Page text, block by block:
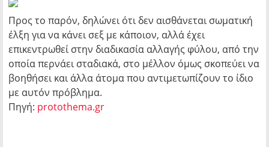
Προς το παρόν, δηλώνει ότι δεν αισθάνεται σωματική
έλξη για να κάνει σεξ με κάποιον, αλλά έχει
επικεντρωθεί στην διαδικασία αλλαγής φύλου, από την
οποία περνάει σταδιακά, στο μέλλον όμως σκοπεύει να
βοηθήσει και άλλα άτομα που αντιμετωπίζουν το ίδιο
με αυτόν πρόβλημα.
Πηγή: protothema.gr